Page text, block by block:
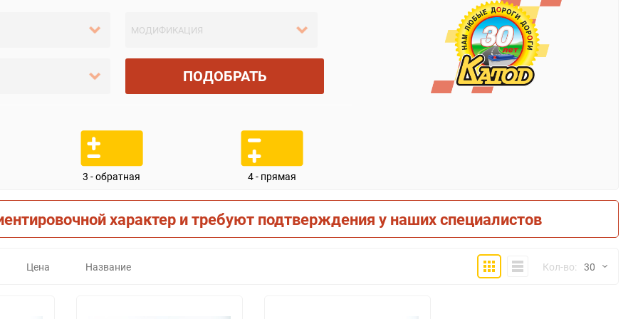
ПОДОБРАТЬ
3 - обратная 4 - прямая
характер и требуют подтверждения у наших специалистов
Цена Название ПлиткаКомпактноКол-во: 30